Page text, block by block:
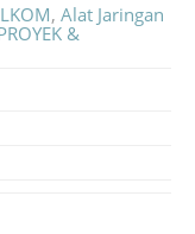
, Alat Jaringan
&